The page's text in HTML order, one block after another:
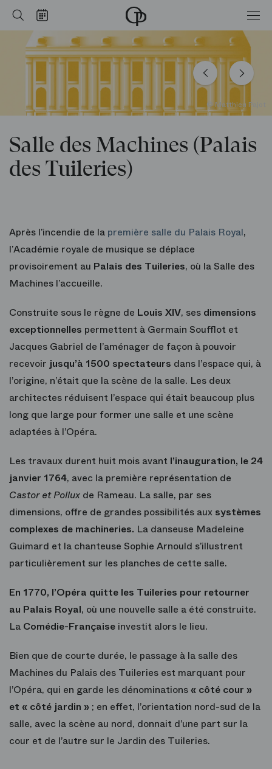
Rechercher
Calendrier Accueil
-
Opéra
national
de
Paris
© Matthieu Pajot
Salle des Machines (Palais
des Tuileries)
Tuileries)
Après l’incendie de la première salle du Palais Royal,
l’Académie royale de musique se déplace
provisoirement au Palais des Tuileries, où la Salle des
Machines l’accueille.
Construite sous le règne de Louis XIV, ses dimensions
exceptionnelles permettent à Germain Soufflot et
Jacques Gabriel de l’aménager de façon à pouvoir
recevoir jusqu’à 1500 spectateurs dans l’espace qui, à
l’origine, n’était que la scène de la salle. Les deux
architectes réduisent l’espace qui était beaucoup plus
long que large pour former une salle et une scène
adaptées à l’Opéra.
Les travaux durent huit mois avant l’inauguration, le 24
janvier 1764, avec la première représentation de
Castor et Pollux de Rameau. La salle, par ses
dimensions, offre de grandes possibilités aux systèmes
complexes de machineries. La danseuse Madeleine
Guimard et la chanteuse Sophie Arnould s’illustrent
particulièrement sur les planches de cette salle.
En 1770, l’Opéra quitte les Tuileries pour retourner
au Palais Royal, où une nouvelle salle a été construite.
La Comédie-Française investit alors le lieu.
Bien que de courte durée, le passage à la salle des
Machines du Palais des Tuileries est marquant pour
l’Opéra, qui en garde les dénominations « côté cour »
et « côté jardin » ; en effet, l’orientation nord-sud de la
salle, avec la scène au nord, donnait d’une part sur la
cour et de l’autre sur le Jardin des Tuileries.